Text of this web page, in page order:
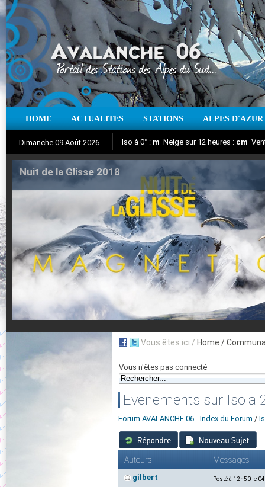
HOME ACTUALITES STATIONS ALPES D'AZUR
Dimanche 09 Août 2026
Aujourd'hui : T° Min : °C T° Max :°C
Iso à 0° : m Neige sur 12 heures : cm
Suivez en direct l'actualité des stations
Nuit de la Glisse 2018
Vous êtes ici / Home /
Vous n'êtes pas connecté
Evenements sur Isola
Forum AVALANCHE 06 - Index du Forum /
Auteurs Messages
gilbert Posté à 12h50 le